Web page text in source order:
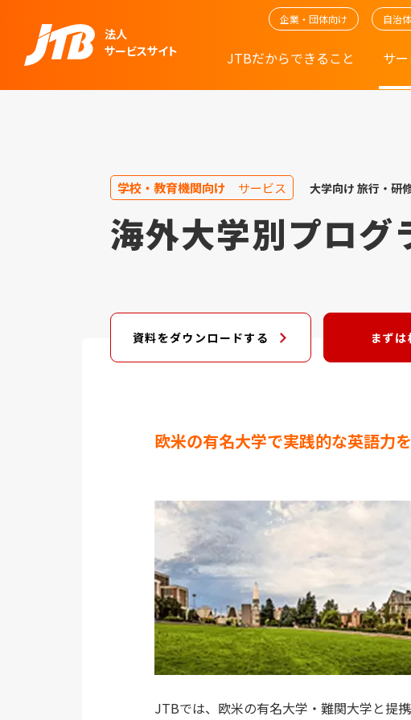
法人
サービスサイト
企業・団体向け 自治
JTBだからできること サ
学校・教育機関向け サービス 大学向け 旅行・研
海外大学別プログ
資料をダウンロードする まず
欧米の有名大学で実践的な英語力を
JTBでは、欧米の有名大学・難関大学と提